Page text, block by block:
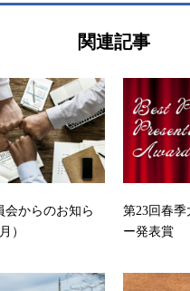
関連記事
会からのお知ら
）
第23回春季
ー発表賞